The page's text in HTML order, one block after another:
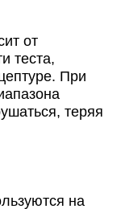
от
теста,
При
теряя
на